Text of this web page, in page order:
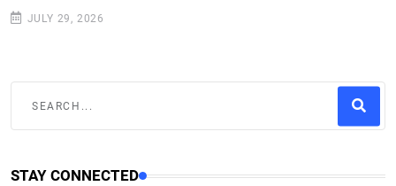
JULY 29, 2026
STAY CONNECTED